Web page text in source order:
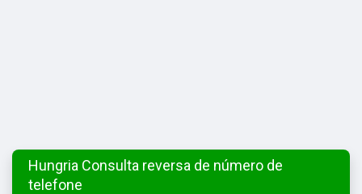
Hungria Consulta reversa de número de
telefone